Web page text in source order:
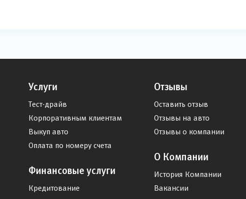
Услуги
Тест-драйв
Корпоративным клиентам
Выкуп авто
Оплата по номеру счета
Финансовые услуги
Кредитование
Отзывы
Оставить отзыв
Отзывы на авто
Отзывы о компании
О Компании
История Компании
Вакансии